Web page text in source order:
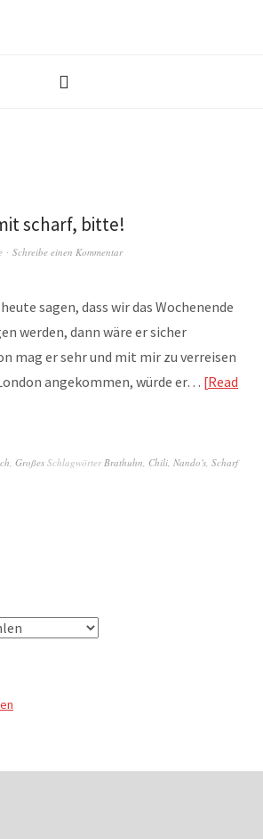
scharf, bitte!
Schreibe einen Kommentar
sagen, dass wir das Wochenende
werden, dann wäre er sicher
mag er sehr und mit mir zu verreisen
angekommen, würde er… Read
, Großes SchlagwörterBrathuhn, Chili, Nando's, Scharf